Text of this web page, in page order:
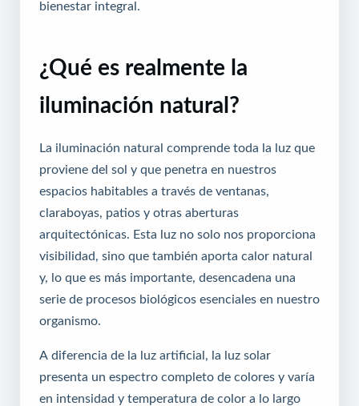
bienestar integral.
¿Qué es realmente la
iluminación natural?
La iluminación natural comprende toda la luz que
proviene del sol y que penetra en nuestros
espacios habitables a través de ventanas,
claraboyas, patios y otras aberturas
arquitectónicas. Esta luz no solo nos proporciona
visibilidad, sino que también aporta calor natural
y, lo que es más importante, desencadena una
serie de procesos biológicos esenciales en nuestro
organismo.
A diferencia de la luz artificial, la luz solar
presenta un espectro completo de colores y varía
en intensidad y temperatura de color a lo largo